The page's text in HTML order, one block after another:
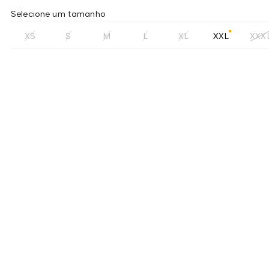
Selecione um tamanho
XS S M L XL XXL